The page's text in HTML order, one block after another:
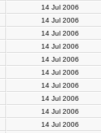
14 Jul 2006
14 Jul 2006
14 Jul 2006
14 Jul 2006
14 Jul 2006
14 Jul 2006
14 Jul 2006
14 Jul 2006
14 Jul 2006
14 Jul 2006